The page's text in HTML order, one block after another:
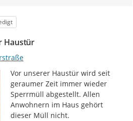
Haustür
Vor unserer Haustür wird seit
geraumer Zeit immer wieder
Sperrmüll abgestellt. Allen
Anwohnern im Haus gehört
dieser Müll nicht.